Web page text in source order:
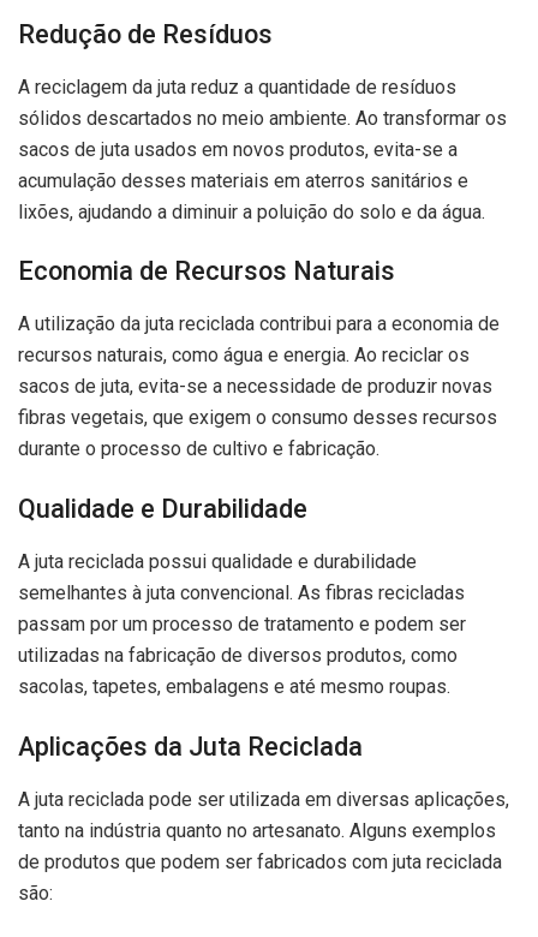
Redução de Resíduos
A reciclagem da juta reduz a quantidade de resíduos
sólidos descartados no meio ambiente. Ao transformar os
sacos de juta usados em novos produtos, evita-se a
acumulação desses materiais em aterros sanitários e
lixões, ajudando a diminuir a poluição do solo e da água.
Economia de Recursos Naturais
A utilização da juta reciclada contribui para a economia de
recursos naturais, como água e energia. Ao reciclar os
sacos de juta, evita-se a necessidade de produzir novas
fibras vegetais, que exigem o consumo desses recursos
durante o processo de cultivo e fabricação.
Qualidade e Durabilidade
A juta reciclada possui qualidade e durabilidade
semelhantes à juta convencional. As fibras recicladas
passam por um processo de tratamento e podem ser
utilizadas na fabricação de diversos produtos, como
sacolas, tapetes, embalagens e até mesmo roupas.
Aplicações da Juta Reciclada
A juta reciclada pode ser utilizada em diversas aplicações,
tanto na indústria quanto no artesanato. Alguns exemplos
de produtos que podem ser fabricados com juta reciclada
são: